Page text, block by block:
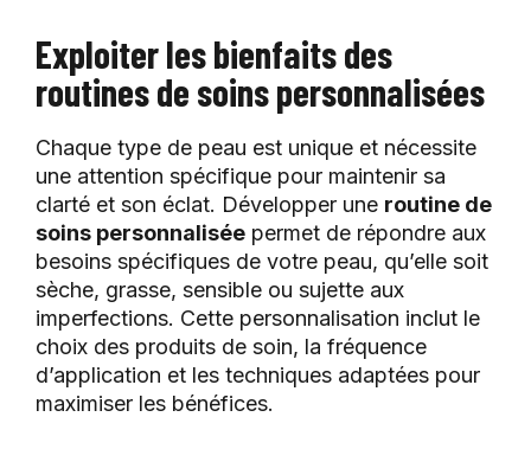
Exploiter les bienfaits des
routines de soins personnalisées
Chaque type de peau est unique et nécessite
une attention spécifique pour maintenir sa
clarté et son éclat. Développer une routine de
soins personnalisée permet de répondre aux
besoins spécifiques de votre peau, qu’elle soit
sèche, grasse, sensible ou sujette aux
imperfections. Cette personnalisation inclut le
choix des produits de soin, la fréquence
d’application et les techniques adaptées pour
maximiser les bénéfices.